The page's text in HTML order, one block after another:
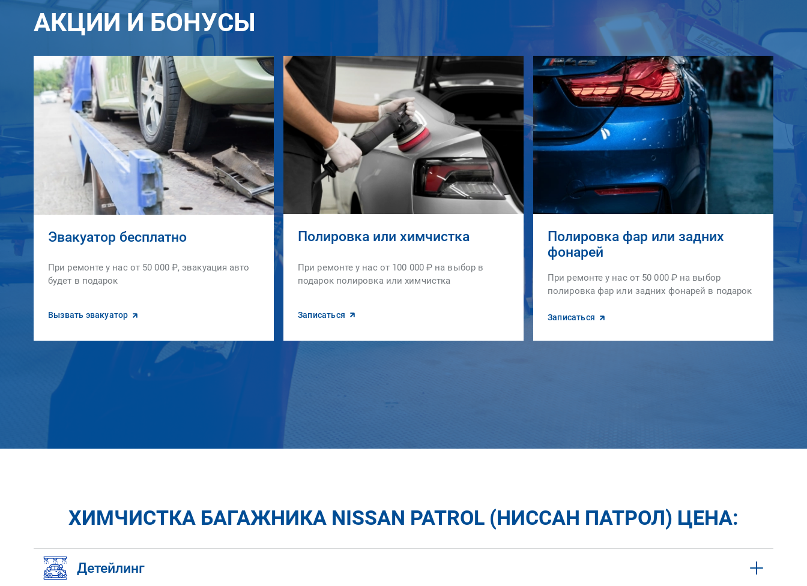
АКЦИИ И БОНУСЫ
Эвакуатор бесплатно
При ремонте у нас от 50 000 ₽, эвакуация авто
будет в подарок
Вызвать эвакуатор
Полировка или химчистка
При ремонте у нас от 100 000 ₽ на выбор в
подарок полировка или химчистка
Записаться
Полировка фар или задних
фонарей
При ремонте у нас от 50 000 ₽ на выбор
полировка фар или задних фонарей в подарок
Записаться
ХИМЧИСТКА БАГАЖНИКА NISSAN PATROL (НИССАН ПАТРОЛ) ЦЕНА:
Детейлинг